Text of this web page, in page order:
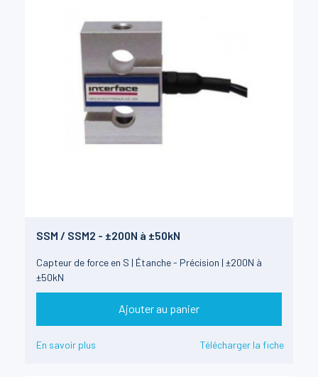
SSM / SSM2 - ±200N à ±50kN
Capteur de force en S | Étanche - Précision | ±200N à
±50kN
Ajouter au panier
En savoir plus Télécharger la fiche